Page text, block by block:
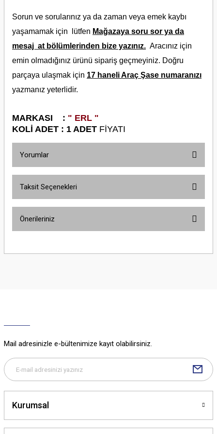
Sorun ve sorularınız ya da zaman veya emek kaybı
yaşamamak için lütfen Mağazaya soru sor ya da
mesaj at bölümlerinden bize yazınız. Aracınız için
emin olmadığınız ürünü sipariş geçmeyiniz. Doğru
parçaya ulaşmak için 17 haneli Araç Şase numaranızı
yazmanız yeterlidir.
MARKASI : " ERL "
KOLİ ADET : 1 ADET FİYATI
Yorumlar
Taksit Seçenekleri
Önerileriniz
yetersiz gördüğünüz noktaları öneri formunu kullanarak tarafımıza
Bu ürüne benzer farklı alternatifler olmalı.
Mail adresinizle e-bültenimize kayıt olabilirsiniz.
Kurumsal